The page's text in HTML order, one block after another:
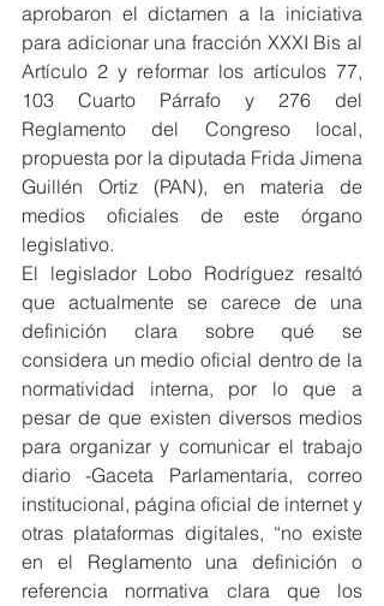
aprobaron el dictamen a la iniciativa
para adicionar una fracción XXXI Bis al
Artículo 2 y reformar los artículos 77,
103 Cuarto Párrafo y 276 del
Reglamento del Congreso local,
propuesta por la diputada Frida Jimena
Guillén Ortiz (PAN), en materia de
medios oficiales de este órgano
legislativo.
El legislador Lobo Rodríguez resaltó
que actualmente se carece de una
definición clara sobre qué se
considera un medio oficial dentro de la
normatividad interna, por lo que a
pesar de que existen diversos medios
para organizar y comunicar el trabajo
diario -Gaceta Parlamentaria, correo
institucional, página oficial de internet y
otras plataformas digitales, “no existe
en el Reglamento una definición o
referencia normativa clara que los